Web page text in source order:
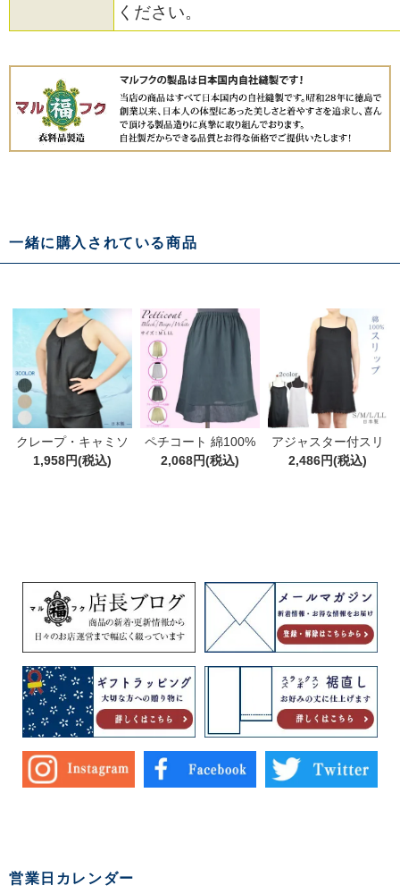
ください。
一緒に購入されている商品
クレープ・キャミソ
ール綿100% M/L/LL
1,958円(税込)
ペチコート 綿100%
ブラック・ベージ
2,068円(税込)
アジャスター付スリ
ップ 綿100%(S～LL)
2,486円(税込)
営業日カレンダー